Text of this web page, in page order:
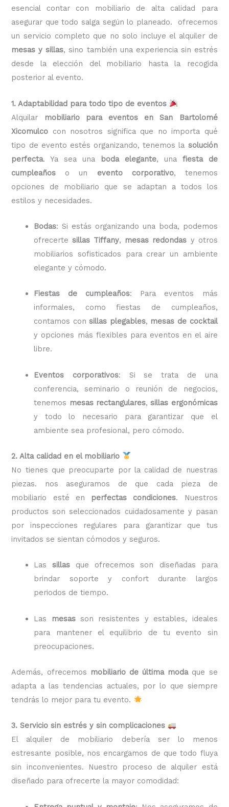
esencial contar con mobiliario de alta calidad para
asegurar que todo salga según lo planeado. ofrecemos
un servicio completo que no solo incluye el alquiler de
mesas y sillas, sino también una experiencia sin estrés
desde la elección del mobiliario hasta la recogida
posterior al evento.
1. Adaptabilidad para todo tipo de eventos
Alquilar
mobiliario para eventos en San Bartolomé
Xicomulco con nosotros significa que no importa qué
tipo de evento estés organizando, tenemos la solución
perfecta. Ya sea una boda elegante, una fiesta de
cumpleaños o un evento corporativo, tenemos
opciones de mobiliario que se adaptan a todos los
estilos y necesidades.
Bodas: Si estás organizando una boda, podemos
ofrecertesillas Tiffany, mesas redondas y otros
mobiliarios sofisticados para crear un ambiente
elegante y cómodo.
Fiestas de cumpleaños: Para eventos más
informales, como fiestas de cumpleaños,
contamos consillas plegables, mesas de cocktail
y opciones más flexibles para eventos en el aire
libre.
Eventos corporativos: Si se trata de una
conferencia, seminario o reunión de negocios,
tenemos mesas rectangulares,sillas ergonómicas
y todo lo necesario para garantizar que el
ambiente sea profesional, pero cómodo.
2. Alta calidad en el mobiliario
No tienes que preocuparte por la calidad de nuestras
piezas. nos aseguramos de que cada pieza de
mobiliario esté en
perfectas condiciones. Nuestros
productos son seleccionados cuidadosamente y pasan
por inspecciones regulares para garantizar que tus
invitados se sientan cómodos y seguros.
Lassillas que ofrecemos son diseñadas para
brindar soporte y confort durante largos
periodos de tiempo.
Las mesasson resistentes y estables, ideales
para mantener el equilibrio de tu evento sin
preocupaciones.
Además, ofrecemos mobiliario de última modaque se
adapta a las tendencias actuales, por lo que siempre
tendrás lo mejor para tu evento.
3. Servicio sin estrés y sin complicaciones
El alquiler de mobiliario debería ser lo menos
estresante posible, nos encargamos de que todo fluya
sin inconvenientes. Nuestro proceso de alquiler está
diseñado para ofrecerte la mayor comodidad: